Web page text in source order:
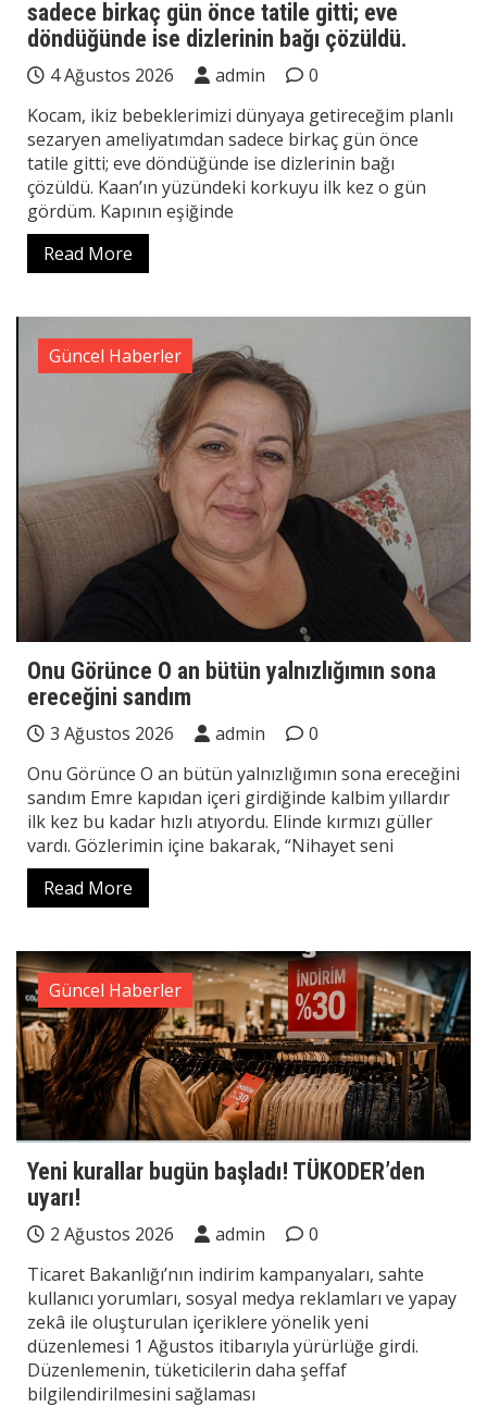
sadece birkaç gün önce tatile gitti; eve
döndüğünde ise dizlerinin bağı çözüldü.
4 Ağustos 2026 admin
0
Kocam, ikiz bebeklerimizi dünyaya getireceğim planlı
sezaryen ameliyatımdan sadece birkaç gün önce
tatile gitti; eve döndüğünde ise dizlerinin bağı
çözüldü. Kaan’ın yüzündeki korkuyu ilk kez o gün
gördüm. Kapının eşiğinde
Read More
Güncel Haberler
Onu Görünce O an bütün yalnızlığımın sona
ereceğini sandım
3 Ağustos 2026 admin
0
Onu Görünce O an bütün yalnızlığımın sona ereceğini
sandım Emre kapıdan içeri girdiğinde kalbim yıllardır
ilk kez bu kadar hızlı atıyordu. Elinde kırmızı güller
vardı. Gözlerimin içine bakarak, “Nihayet seni
Read More
Güncel Haberler
Yeni kurallar bugün başladı! TÜKODER’den
uyarı!
2 Ağustos 2026 admin
0
Ticaret Bakanlığı’nın indirim kampanyaları, sahte
kullanıcı yorumları, sosyal medya reklamları ve yapay
zekâ ile oluşturulan içeriklere yönelik yeni
düzenlemesi 1 Ağustos itibarıyla yürürlüğe girdi.
Düzenlemenin, tüketicilerin daha şeffaf
bilgilendirilmesini sağlaması